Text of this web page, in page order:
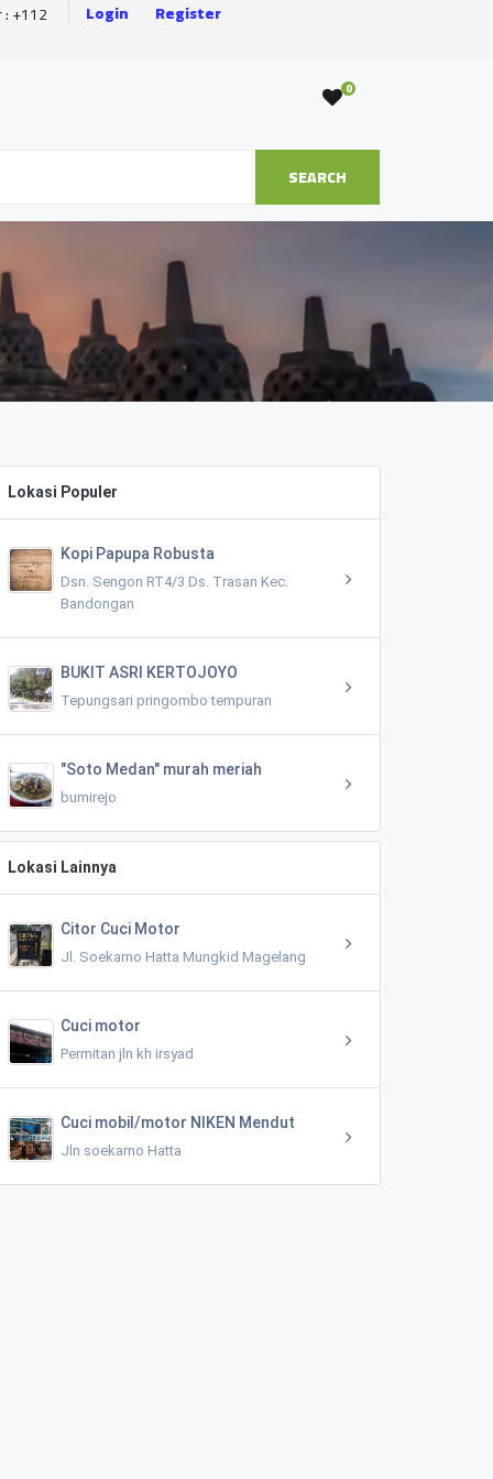
: +112 Login Register
0
SEARCH
Lokasi Populer
Kopi Papupa Robusta
Dsn. Sengon RT4/3 Ds. Trasan Kec.
Bandongan
BUKIT ASRI KERTOJOYO
Tepungsari pringombo tempuran
"Soto Medan" murah meriah
bumirejo
Lokasi Lainnya
Citor Cuci Motor
Jl. Soekarno Hatta Mungkid Magelang
Cuci motor
Permitan jln kh irsyad
Cuci mobil/motor NIKEN Mendut
Jln soekarno Hatta